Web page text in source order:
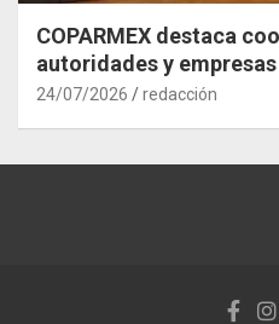
COPARMEX destaca
autoridades y
impacto del Tren
24/07/2026 redacción